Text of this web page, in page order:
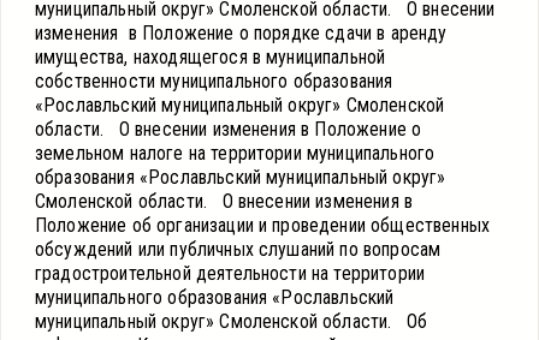
муниципальный округ» Смоленской области. О внесении
изменения в Положение о порядке сдачи в аренду
имущества, находящегося в муниципальной
собственности муниципального образования
«Рославльский муниципальный округ» Смоленской
области. О внесении изменения в Положение о
земельном налоге на территории муниципального
образования «Рославльский муниципальный округ»
Смоленской области. О внесении изменения в
Положение об организации и проведении общественных
обсуждений или публичных слушаний по вопросам
градостроительной деятельности на территории
муниципального образования «Рославльский
муниципальный округ» Смоленской области. Об